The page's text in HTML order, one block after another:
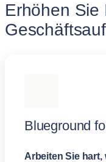
Erhöhen Sie
Blueground
Arbeiten Sie hart,